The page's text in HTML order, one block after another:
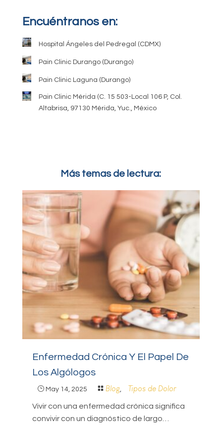
Encuéntranos en:
Hospital Ángeles del Pedregal (CDMX)
Pain Clinic Durango (Durango)
Pain Clinic Laguna (Durango)
Pain Clinic Mérida (C. 15 503-Local 106 P, Col.
Altabrisa, 97130 Mérida, Yuc., México
Más temas de lectura:
Enfermedad Crónica Y El Papel De
Los Algólogos
}May 14, 2025  Blog, Tipos de Dolor
Vivir con una enfermedad crónica significa
convivir con un diagnóstico de largo…